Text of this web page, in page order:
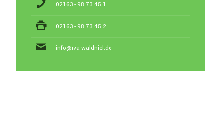
02163 - 98 73 45 1
02163 - 98 73 45 2
info@rva-waldniel.de